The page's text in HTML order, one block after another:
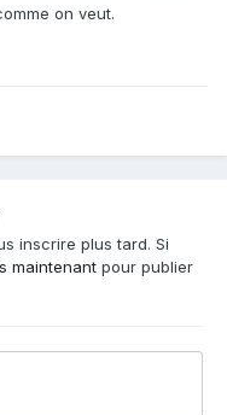
on veut.
inscrire plus tard. Si
maintenant pour publier